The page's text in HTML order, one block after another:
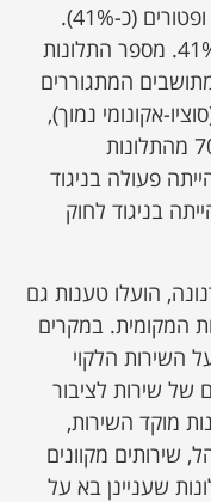
נושא התלונה השכיח ביותר – הנחות ופטורים (כ-41%).
שיעור התלונות ‏המוצדקות בו הוא כ-41%. מספר ‏התלונות
המתגוררים
המשתייכים לאשכולות 2-3 ‏‏‏(סוציו-אקונומי נמוך),
מרביתן בנושא הנחות ופטורים. ב-70% מהתלונות
פעולה בניגוד
24% הפעולה הייתה בניגוד לחוק
הועלו טענות גם
‏המקומית. במקרים
השירות הלקוי
של ‏שירות לציבור
מוקד השירות,
שירותים מקוונים
שעניינן בא על